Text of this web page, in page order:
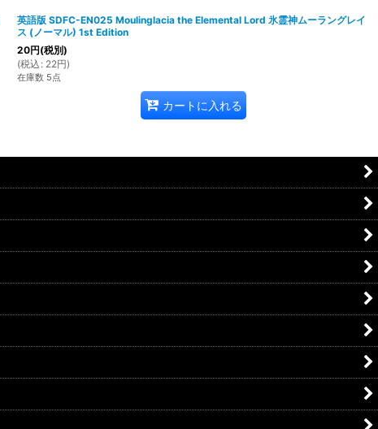
英語版 SDFC-EN025 Moulinglacia the Elemental Lord 氷霊神ムーラングレイ
ス (ノーマル) 1st Edition
20円(税別)
(税込 : 22円)
在庫数 5点
カートに入れる